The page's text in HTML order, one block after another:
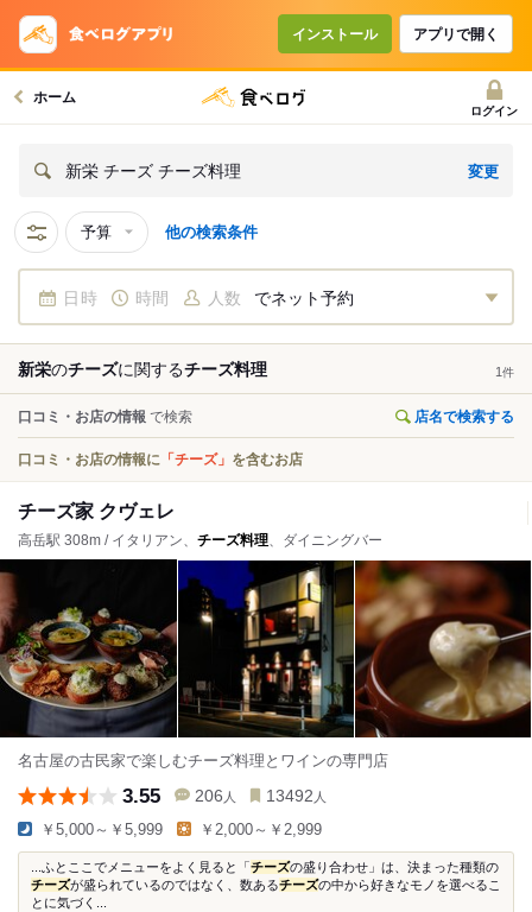
インストール アプリで開く
ホーム
ログイン
新栄 チーズ チーズ料理 変更
予算 他の検索条件
日時 時間 人数 でネット予約
新栄のチーズに関するチーズ料理 1 件
口コミ・お店の情報 で検索 店名で検索する
口コミ・お店の情報に 「チーズ」 を含むお店
チーズ家 クヴェレ
高岳駅 308m / イタリアン、 チーズ料理、ダイニングバー
名古屋の古民家で楽しむチーズ料理とワインの専門店
3.55 206 人 13492 人
￥5,000～￥5,999 ￥2,000～￥2,999
...ふとここでメニューをよく見ると「 チーズの盛り合わせ」は、決まった種類の
チーズが盛られているのではなく、数あるチーズの中から好きなモノを選べるこ
とに気づく...